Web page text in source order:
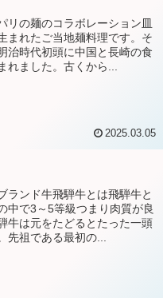
リの麺のコラボレーション皿
まれたご当地麺料理です。そ
治時代初頭に中国と長崎の食
ました。古くから...
2025.03.05
ランド牛飛騨牛とは飛騨牛と
中で3～5等級つまり肉質が良
牛は元をたどるとたった一頭
先祖である最初の...